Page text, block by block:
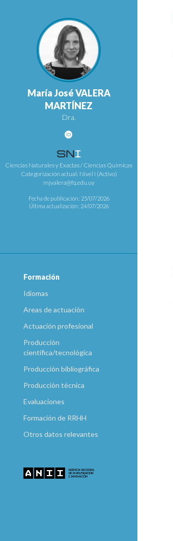
María José VALERA
MARTÍNEZ
Dra.
Ciencias Naturales y Exactas / Ciencias Químicas
Categorización actual: Nivel I (Activo)
mjvalera@fq.edu.uy
Fecha de publicación: 25/07/2026
Última actualización: 24/07/2026
Formación
Idiomas
Areas de actuación
Actuación profesional
Producción
científica/tecnológica
Producción bibliográfica
Producción técnica
Evaluaciones
Formación de RRHH
Otros datos relevantes